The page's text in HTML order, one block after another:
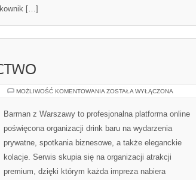
[…]
MOŻLIWOŚĆ KOMENTOWANIA PIWO
ZOSTAŁA WYŁĄCZONA
Barman z Warszawy to profesjonalna platforma online
poświęcona organizacji drink baru na wydarzenia
prywatne, spotkania biznesowe, a także eleganckie
kolacje. Serwis skupia się na organizacji atrakcji
premium, dzięki którym każda impreza nabiera